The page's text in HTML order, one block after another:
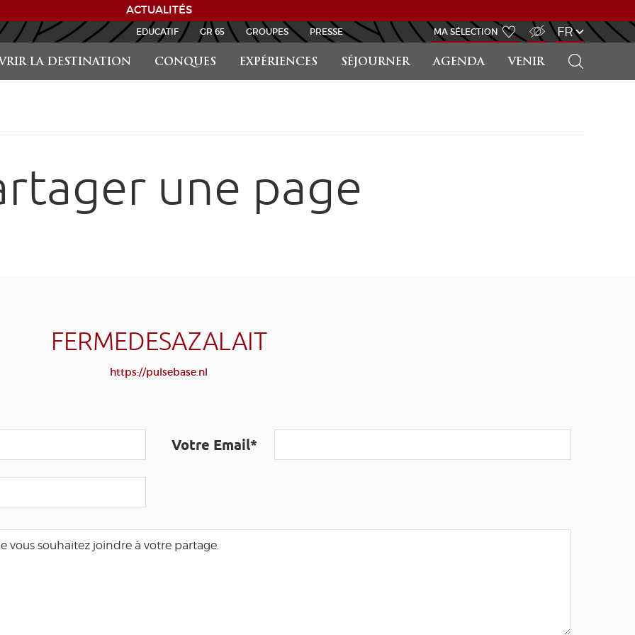
ACTUALITÉS
LA DESTINATION CONQUES EXPÉRIENCES SÉJOURNER AGENDA VENIR
EDUCATIF GR 65 GROUPES PRESSE MA SÉLECTION FR
une page
FERMEDESAZALAIT
https://pulsebase.nl
Votre Email*